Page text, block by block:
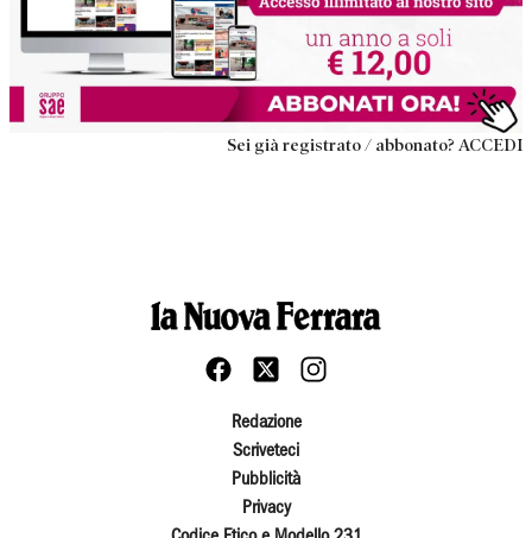
Sei già registrato / abbonato? ACCEDI
Redazione
Scriveteci
Pubblicità
Privacy